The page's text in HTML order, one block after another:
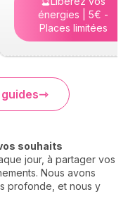
énergies | 5€ -
Places limitées
souhaits
jour, à partager vos
Nous avons
profonde, et nous y